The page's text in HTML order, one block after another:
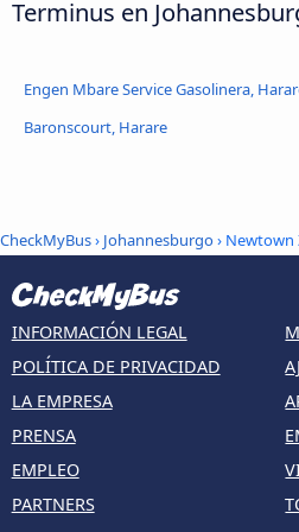
Terminus en
Engen Mbare Service Gasolinera,
Baronscourt, Harare
CheckMyBus› Johannesburgo› Newtown
INFORMACIÓN LEGAL
POLÍTICA DE PRIVACIDAD
LA EMPRESA
PRENSA
EMPLEO
PARTNERS